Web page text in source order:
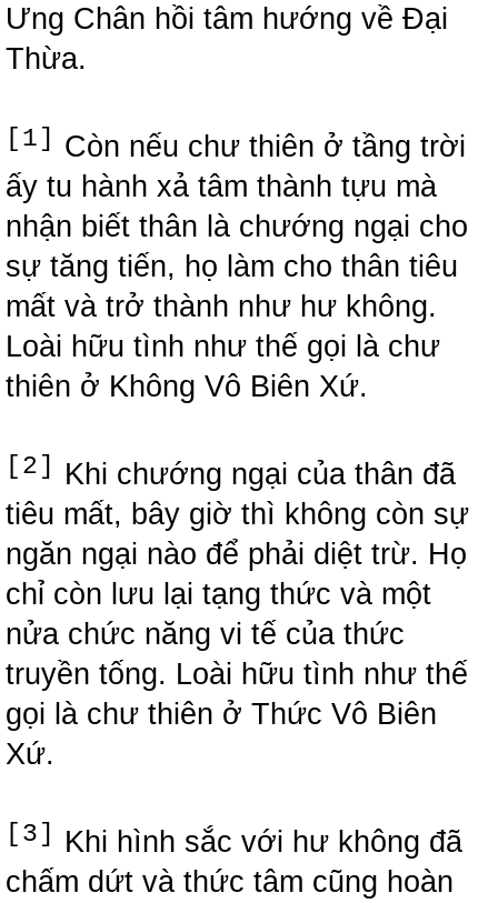
Ưng Chân hồi tâm hướng về Đại
Thừa.
[1]
Còn nếu chư thiên ở tầng trời
ấy tu hành xả tâm thành tựu mà
nhận biết thân là chướng ngại cho
sự tăng tiến, họ làm cho thân tiêu
mất và trở thành như hư không.
Loài hữu tình như thế gọi là chư
thiên ở Không Vô Biên Xứ.
[2]
Khi chướng ngại của thân đã
tiêu mất, bây giờ thì không còn sự
ngăn ngại nào để phải diệt trừ. Họ
chỉ còn lưu lại tạng thức và một
nửa chức năng vi tế của thức
truyền tống. Loài hữu tình như thế
gọi là chư thiên ở Thức Vô Biên
Xứ.
[3]
Khi hình sắc với hư không đã
chấm dứt và thức tâm cũng hoàn